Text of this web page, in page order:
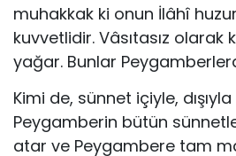
muhakkak ki onun İlâhî
kuvvetlidir. Vâsıtasız olarak
yağar. Bunlar
Kimi de, sünnet içiyle,
Peygamberin bütün
atar ve Peygambere tam